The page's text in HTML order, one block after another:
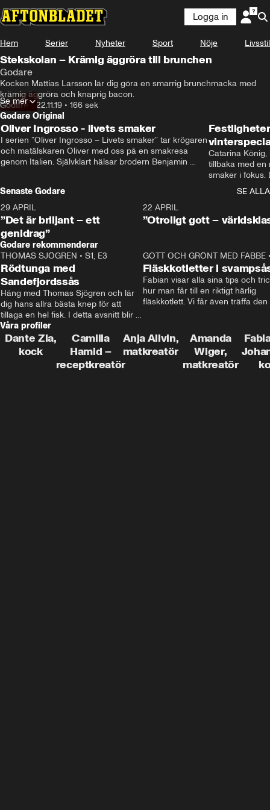
Logga in
Hem Serier Nyheter Sport Nöje Livsstil
Stekskolan – Krämig äggröra till brunchen
Godare
Kocken Mattias Larsson lär dig göra en smarrig brunchmacka med
krämig äggröra och knaprig bacon.
Godare • 22.11.19 • 166 sek
Se mer
Godare Original
Oliver Ingrosso - livets smaker
I serien ”Oliver Ingrosso – Livets smaker” tar krögaren
och matälskaren Oliver med oss på en smakresa
genom Italien. Självklart hälsar brodern Benjamin
Catarina
tillbaka med en
smaker i fokus.
julfavoriter
Senaste Godare
SE ALLA
29 APRIL
”Det är briljant – ett
genidrag”
22 APRIL
”Otroligt gott –
Godare rekommenderar
THOMAS SJÖGREN • S1, E3
Rödtunga med
Sandefjordssås
Häng med Thomas Sjögren och lär
dig hans allra bästa knep för att
tillaga en hel fisk. I detta avsnitt blir
de helstekt rödtunga med
sandefjordssås och en magisk sallad
på pepparrot och äpple.
GOTT OCH GRÖNT MED FABBE
Fläskkotletter i
Fabian visar alla sina tips och
hur man får till en riktigt härlig
fläskkotlett. Vi får även träffa den
grisbonde på Gotland.
Våra profiler
Dante Zia,
kock
Camilla
Hamid –
receptkreatör
Anja Allvin,
matkreatör
Amanda
Wiger,
matkreatör